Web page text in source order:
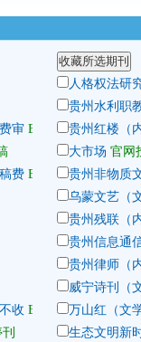
人格权法研
贵州水利职
审 Email投稿贵州红楼（
大市场 官网
费 Email投稿贵州非物质
乌蒙文艺（
贵州残联（
贵州信息通
贵州律师（
威宁诗刊（
收 Email投稿；纸质投
万山红（文
生态文明新